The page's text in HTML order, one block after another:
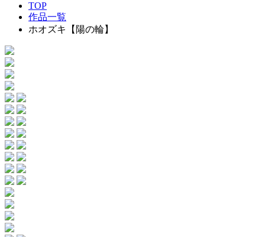
TOP
作品一覧
ホオズキ【陽の輪】